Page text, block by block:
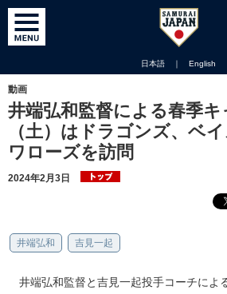
日本語 ｜ English
動画
井端弘和監督による春季キ
（土）はドラゴンズ、ベ
ワローズを訪問
2024年2月3日
井端弘和 吉見一起
井端弘和監督と吉見一起投手コーチによ